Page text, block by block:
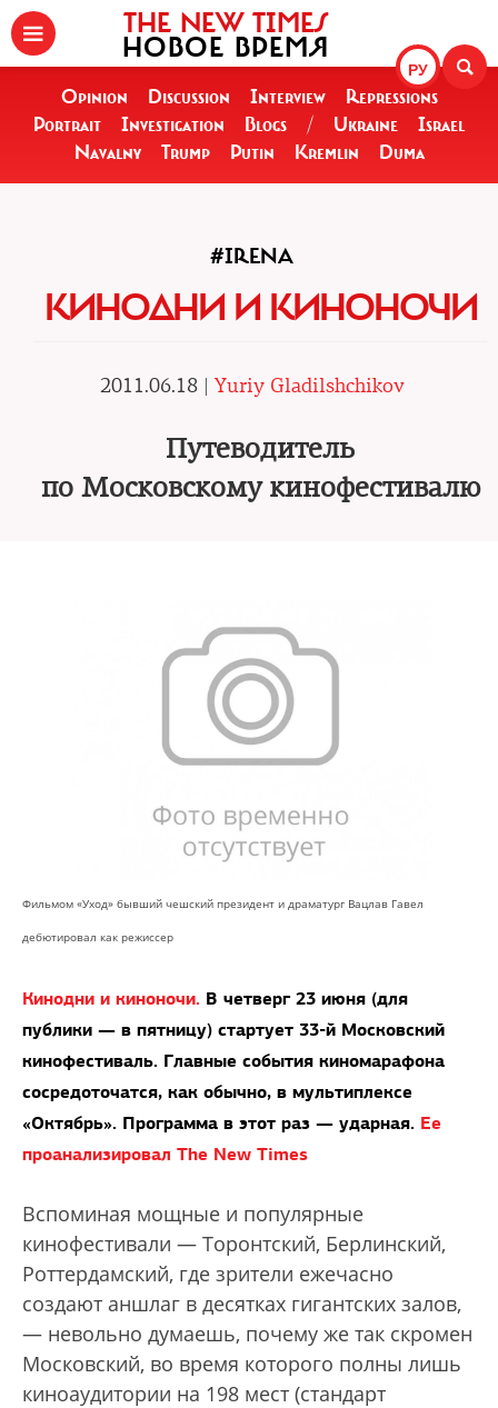
РУ
THE NEW TIMES
НОВОЕ ВРЕМЯ
Opinion Discussion Interview
Repressions
Portrait
Investigation Blogs / Ukraine
Israel
Navalny
Trump Putin Kremlin Duma
#IRENA
КИНОДНИ И КИНОНОЧИ
2011.06.18 | Yuriy Gladilshchikov
Путеводитель
по Московскому кинофестивалю
Фильмом «Уход» бывший чешский президент и драматург Вацлав Гавел
дебютировал как режиссер
Кинодни и киноночи. В четверг 23 июня (для
публики — в пятницу) стартует 33-й Московский
кинофестиваль. Главные события киномарафона
сосредоточатся, как обычно, в мультиплексе
«Октябрь». Программа в этот раз — ударная. Ее
проанализировал The New Times
Вспоминая мощные и популярные
кинофестивали — Торонтский, Берлинский,
Роттердамский, где зрители ежечасно
создают аншлаг в десятках гигантских залов,
— невольно думаешь, почему же так скромен
Московский, во время которого полны лишь
киноаудитории на 198 мест (стандарт